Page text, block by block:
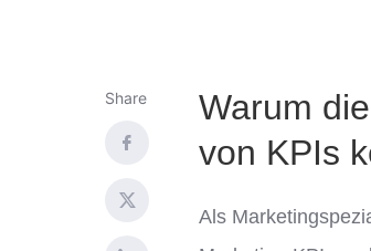
Share
Warum
von KPIs
Als